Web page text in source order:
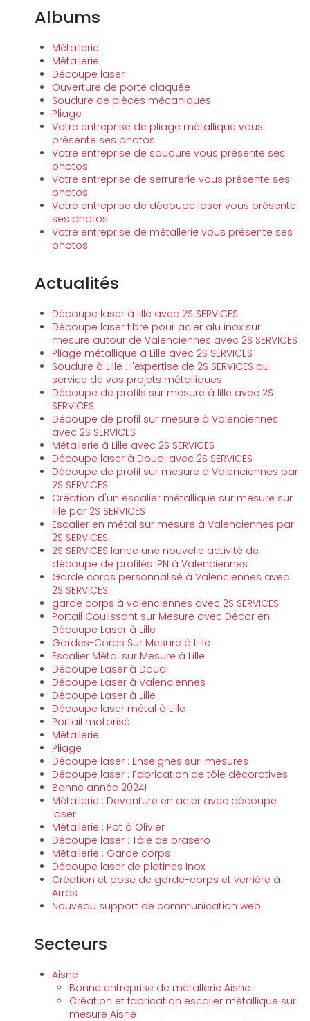
Albums
Métallerie
Métallerie
Découpe laser
Ouverture de porte claquée
Soudure de pièces mécaniques
Pliage
Votre entreprise de pliage métallique vous
présente ses photos
Votre entreprise de soudure vous présente ses
photos
Votre entreprise de serrurerie vous présente ses
photos
Votre entreprise de découpe laser vous présente
ses photos
Votre entreprise de métallerie vous présente ses
photos
Actualités
Découpe laser à lille avec 2S SERVICES
Découpe laser fibre pour acier alu inox sur
mesure autour de Valenciennes avec 2S SERVICES
Pliage métallique à Lille avec 2S SERVICES
Soudure à Lille : l'expertise de 2S SERVICES au
service de vos projets métalliques
Découpe de profils sur mesure à lille avec 2S
SERVICES
Découpe de profil sur mesure à Valenciennes
avec 2S SERVICES
Métallerie à Lille avec 2S SERVICES
Découpe laser à Douai avec 2S SERVICES
Découpe de profil sur mesure à Valenciennes par
2S SERVICES
Création d'un escalier métallique sur mesure sur
lille par 2S SERVICES
Escalier en métal sur mesure à Valenciennes par
2S SERVICES
2S SERVICES lance une nouvelle activité de
découpe de profilés IPN à Valenciennes
Garde corps personnalisé à Valenciennes avec
2S SERVICES
garde corps à valenciennes avec 2S SERVICES
Portail Coulissant sur Mesure avec Décor en
Découpe Laser à Lille
Gardes-Corps Sur Mesure à Lille
Escalier Métal sur Mesure à Lille
Découpe Laser à Douai
Découpe Laser à Valenciennes
Découpe Laser à Lille
Découpe laser métal à Lille
Portail motorisé
Métallerie
Pliage
Découpe laser : Enseignes sur-mesures
Découpe laser : Fabrication de tôle décoratives
Bonne année 2024!
Métallerie : Devanture en acier avec découpe
laser
Métallerie : Pot à Olivier
Découpe laser : Tôle de brasero
Métallerie : Garde corps
Découpe laser de platines Inox
Création et pose de garde-corps et verrière à
Arras
Nouveau support de communication web
Secteurs
Aisne
Bonne entreprise de métallerie Aisne
Création et fabrication escalier métallique sur
mesure Aisne